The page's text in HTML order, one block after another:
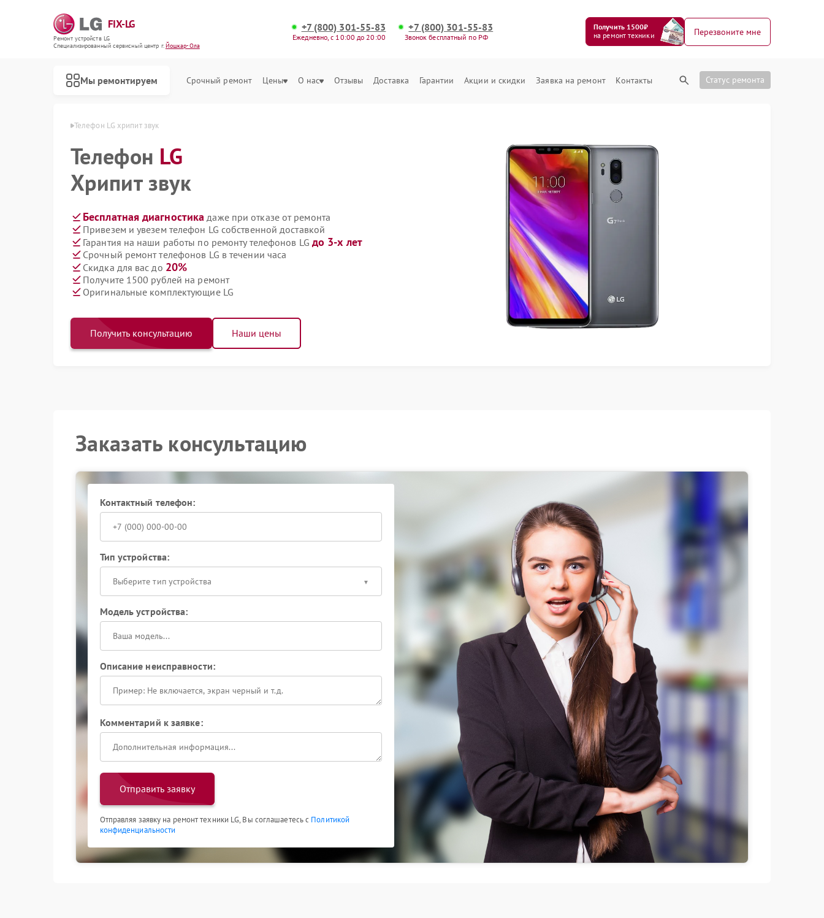
FIX-LG
Ремонт устройств LG
Специализированный cервисный центр г.Йошкар-Ола
+7 (800) 301-55-83
Ежедневно, с 10:00 до 20:00
+7 (800) 301-55-83
Звонок бесплатный по РФ
Получить 1500₽
на ремонт техники
Перезвоните мне
Мы ремонтируем Срочный ремонт Цены О нас Отзывы Доставка Гарантии Акции и скидки Заявка на ремонт Контакты Статус ремонта
Телефон LG хрипит звук
Телефон LG
Хрипит звук
Бесплатная диагностика даже при отказе от ремонта
Привезем и увезем телефон LG собственной доставкой
Гарантия на наши работы по ремонту телефонов LG до 3-х лет
Срочный ремонт телефонов LG в течении часа
Скидка для вас до 20%
Получите 1500 рублей на ремонт
Оригинальные комплектующие LG
Получить консультацию Наши цены
Заказать консультацию
Контактный телефон:
Тип устройства:
Выберите тип устройства
Модель устройства:
Описание неисправности:
Комментарий к заявке:
Отправить заявку
Отправляя заявку на ремонт техники LG, Вы соглашаетесь с Политикой
конфиденциальности